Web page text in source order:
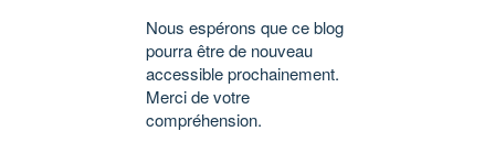
Nous espérons que ce blog
pourra être de nouveau
accessible prochainement.
Merci de votre
compréhension.